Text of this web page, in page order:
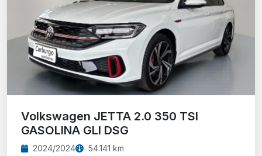
Volkswagen JETTA 2.0 350 TSI
GASOLINA GLI DSG
2024/2024 54.141 km